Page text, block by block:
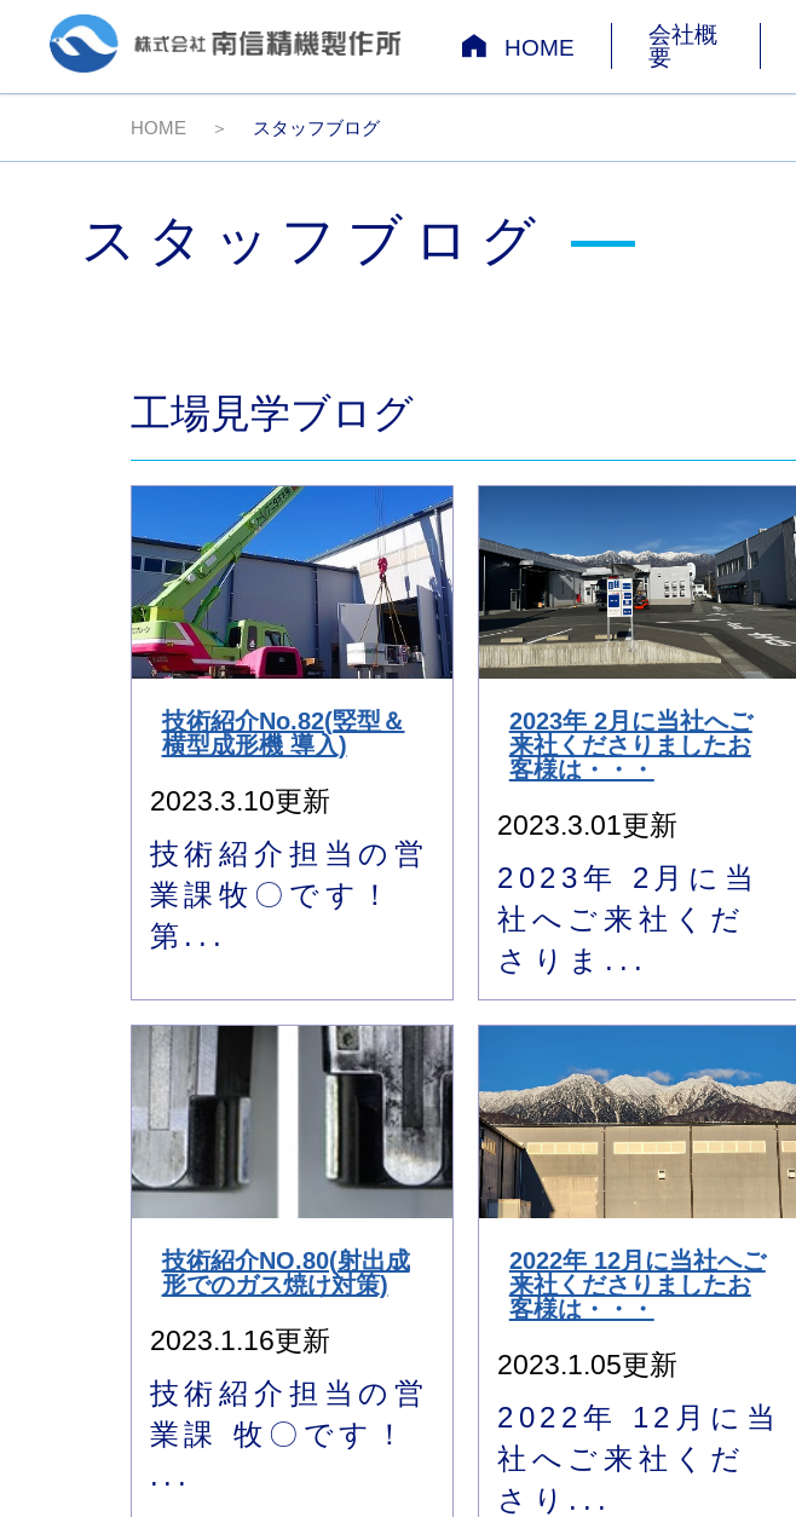
HOME
会社概
要
HOME スタッフブログ
スタッフブログ
工場見学ブログ
技術紹介No.82(竪型＆
横型成形機 導入)
2023.3.10更新
技術紹介担当の営
業課牧〇です！
第...
2023年 2月に当社へご
来社くださりましたお
客様は・・・
2023.3.01更新
2023年 2月に当
社へご来社くだ
さりま...
技術紹介NO.80(射出成
形でのガス焼け対策)
2023.1.16更新
技術紹介担当の営
業課 牧〇です！
...
2022年 12月に当社へご
来社くださりましたお
客様は・・・
2023.1.05更新
2022年 12月に当
社へご来社くだ
さり...